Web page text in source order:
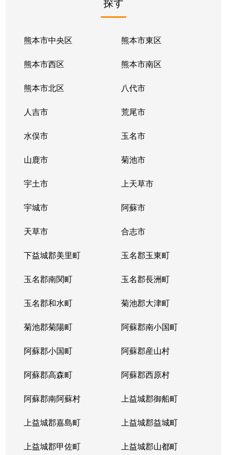
熊本市中央区 熊本市東区
熊本市西区 熊本市南区
熊本市北区 八代市
人吉市 荒尾市
水俣市 玉名市
山鹿市 菊池市
宇土市 上天草市
宇城市 阿蘇市
天草市 合志市
下益城郡美里町 玉名郡玉東町
玉名郡南関町 玉名郡長洲町
玉名郡和水町 菊池郡大津町
菊池郡菊陽町 阿蘇郡南小国町
阿蘇郡小国町 阿蘇郡産山村
阿蘇郡高森町 阿蘇郡西原村
阿蘇郡南阿蘇村 上益城郡御船町
上益城郡嘉島町 上益城郡益城町
上益城郡甲佐町 上益城郡山都町